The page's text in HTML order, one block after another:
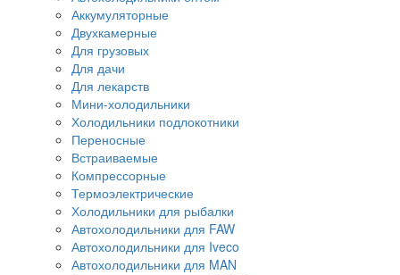
Аккумуляторные
Двухкамерные
Для грузовых
Для дачи
Для лекарств
Мини-холодильники
Холодильники подлокотники
Переносные
Встраиваемые
Компрессорные
Термоэлектрические
Холодильники для рыбалки
Автохолодильники для FAW
Автохолодильники для Iveco
Автохолодильники для MAN